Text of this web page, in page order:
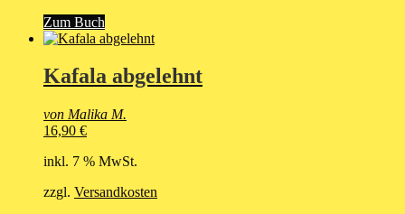
Zum Buch
Kafala abgelehnt
von Malika M.
16,90 €
inkl. 7 % MwSt.
zzgl. Versandkosten